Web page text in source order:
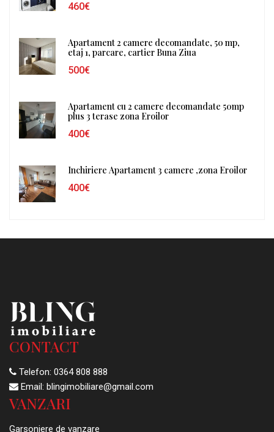
460€
Apartament 2 camere decomandate, 50 mp,
etaj 1, parcare, cartier Buna Ziua
500€
Apartament cu 2 camere decomandate 50mp
plus 3 terase zona Eroilor
400€
Inchiriere Apartament 3 camere ,zona Eroilor
400€
CONTACT
Telefon: 0364 808 888
Email: blingimobiliare@gmail.com
VANZARI
Garsoniere de vanzare